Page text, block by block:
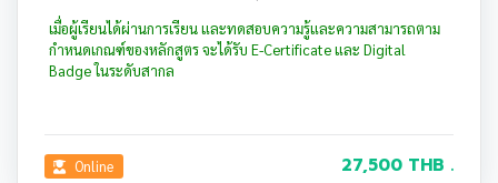
เมื่อผู้เรียนได้ผ่านการเรียน และทดสอบความรู้และความสามารถตาม
กำหนดเกณฑ์ของหลักสูตร จะได้รับ E-Certificate และ Digital
Badge ในระดับสากล
Online 27,500 THB .